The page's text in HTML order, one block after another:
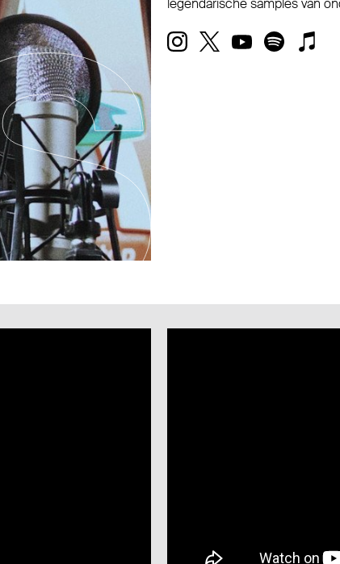
legendarische samples van